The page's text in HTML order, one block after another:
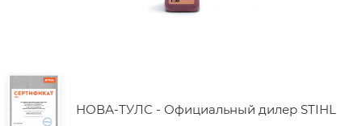
НОВА-ТУЛС - Официальный дилер STIHL